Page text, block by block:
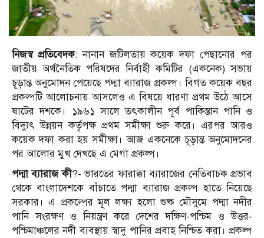
নিজস্ব প্রতিবেদক: নানান জটিলতায় কয়েক দফা পেছানোর পর
জাতীয় অর্থনৈতিক পরিষদের নির্বাহী কমিটির (একনেক) সভায়
চূড়ান্ত অনুমোদন পেয়েছে পদ্মা ব্যারাজ প্রকল্প। বিগত কয়েক বছর
প্রকল্পটি আলোচনায় আসলেও এ বিষয়ে ধারণা প্রথম উঠে আসে
ষাটের দশকে। ১৯৬১ সালে তৎকালীন পূর্ব পাকিস্তান পানি ও
বিদ্যুৎ উন্নয়ন কর্তৃপক্ষ প্রথম সমীক্ষা শুরু করে। এরপর আরও
কয়েক দফা করা হয় সমীক্ষা। আজ একনেকে চূড়ান্ত অনুমোদনের
পর আলোর মুখ দেখছে এ মেগা প্রকল্প।
পদ্মা ব্যারাজ কী?- ভারতের ফারাক্কা ব্যারাজের নেতিবাচক প্রভাব
থেকে বাংলাদেশকে বাঁচাতে পদ্মা ব্যারাজ প্রকল্প হাতে নিয়েছে
সরকার। এ প্রকল্পের মূল লক্ষ্য হলো শুষ্ক মৌসুমে পদ্মা নদীর
পানি সংরক্ষণ ও নিয়ন্ত্রণ করে দেশের দক্ষিণ-পশ্চিম ও উত্তর-
পশ্চিমাঞ্চলের নদী ব্যবস্থায় স্বাদু পানির প্রবাহ নিশ্চিত করা। প্রকল্প